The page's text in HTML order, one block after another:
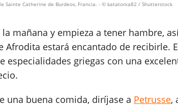
Sainte Catherine de Burdeos, Francia. - © katatonia82 / Shutterstock
la mañana y empieza a tener hambre,
Afrodita estará encantado de recibirle.
especialidades griegas con una
una buena comida, diríjase a Petrusse,